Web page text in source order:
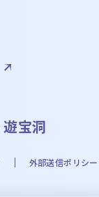
遊宝洞
外部送信ポリシー